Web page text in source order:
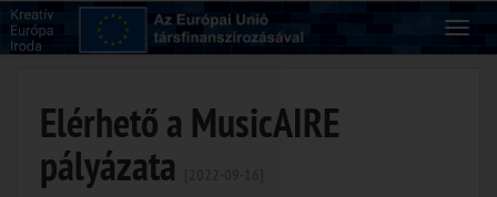
Elérhető a MusicAIRE
pályázata